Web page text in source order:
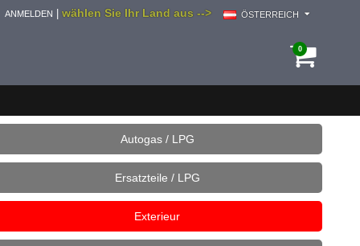
wählen Sie Ihr Land aus --> ÖSTERREICH
ANMELDEN
0
Autogas / LPG
Ersatzteile / LPG
Exterieur